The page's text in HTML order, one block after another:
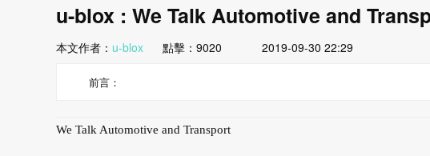
u-blox : We Talk Automotive and
本文作者： u-blox點擊： 9020 2019-09-30 22:29
前言：
We Talk Automotive and Transport